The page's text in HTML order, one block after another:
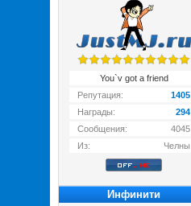
You`v got a friend
Репутация:
1405
Награды:
294
Сообщения:
4045
Из:
Челны
Инфинити